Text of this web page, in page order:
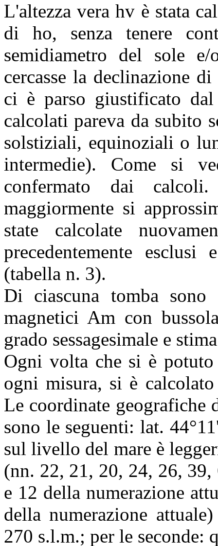
L'altezza vera hv è stata
di ho, senza tenere
semidiametro del sole
cercasse la declinazione
ci è parso giustificato
calcolati pareva da subito
solstiziali, equinoziali o
intermedie). Come si
confermato dai
maggiormente si
state calcolate
precedentemente
(tabella n. 3).
Di ciascuna tomba
magnetici Am con
grado sessagesimale e
Ogni volta che si è
ogni misura, si è
Le coordinate geografiche
sono le seguenti: lat.
sul livello del mare è
(nn. 22, 21, 20, 24, 26,
e 12 della numerazione
della numerazione
270 s.l.m.; per le seconde: